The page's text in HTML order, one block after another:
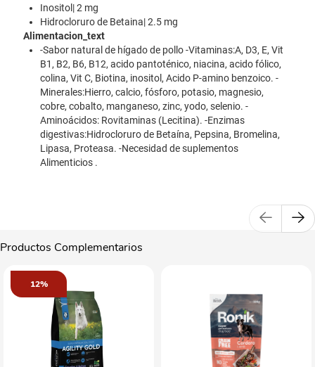
Inositol| 2 mg
Hidrocloruro de Betaina| 2.5 mg
Alimentacion_text
-Sabor natural de hígado de pollo -Vitaminas:A, D3, E, Vit
B1, B2, B6, B12, acido pantoténico, niacina, acido fólico,
colina, Vit C, Biotina, inositol, Acido P-amino benzoico. -
Minerales:Hierro, calcio, fósforo, potasio, magnesio,
cobre, cobalto, manganeso, zinc, yodo, selenio. -
Aminoácidos: Rovitaminas (Lecitina). -Enzimas
digestivas:Hidrocloruro de Betaína, Pepsina, Bromelina,
Lipasa, Proteasa. -Necesidad de suplementos
Alimenticios .
Productos Complementarios
12%